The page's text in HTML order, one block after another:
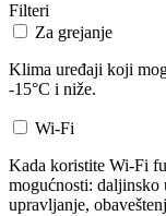
Filteri
Za grejanje
Klima uređaji koji
-15°C i niže.
Wi-Fi
Kada koristite Wi-Fi
mogućnosti: daljinsko
upravljanje,